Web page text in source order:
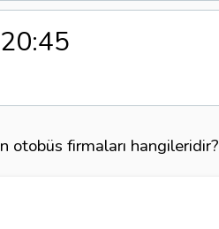
20:45
otobüs firmaları hangileridir?